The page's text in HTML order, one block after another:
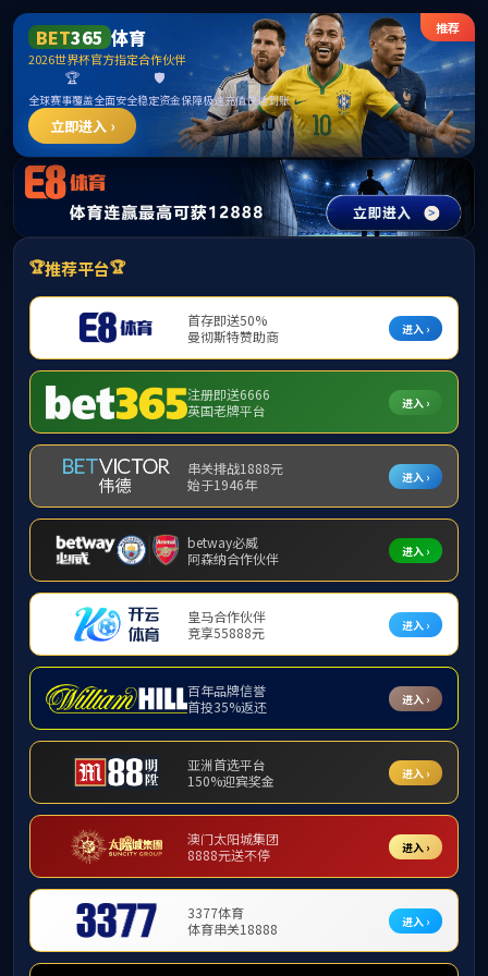
中国·必威(bw·西汉姆联)有限公司-Official
website
提示：访问地址无效，5762/http:找不到对应的栏目！
首页 关闭此页